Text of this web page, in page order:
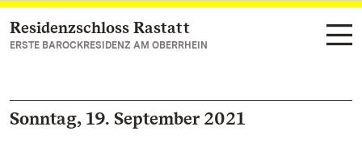
Zum Hauptinhalt springen
Residenzschloss Rastatt
ERSTE BAROCKRESIDENZ AM OBERRHEIN
Sonntag, 19. September 2021